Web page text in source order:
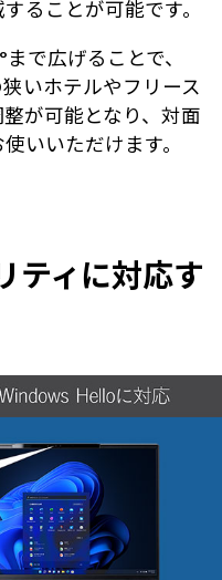
ることが可能です。
で広げることで、
いホテルやフリース
が可能となり、対面
いいただけます。
ティに対応す